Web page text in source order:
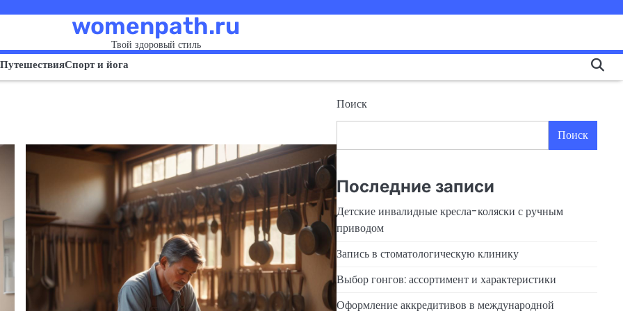
womenpath.ru
Твой здоровый стиль
ПутешествияСпорт и йога
Поиск
Поиск
Последние записи
Детские инвалидные кресла-коляски с ручным
приводом
Запись в стоматологическую клинику
Выбор гонгов: ассортимент и характеристики
Оформление аккредитивов в международной